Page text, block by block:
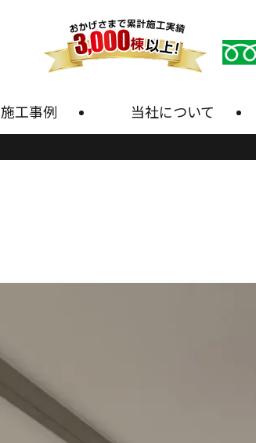
施工事例 当社について